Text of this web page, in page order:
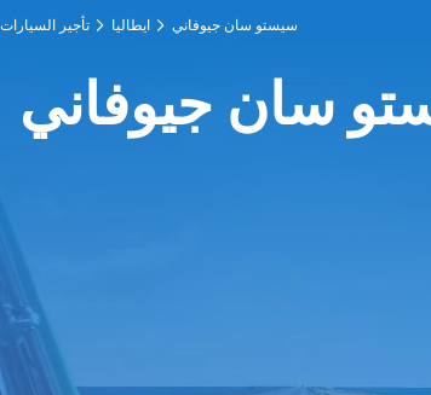
تأجير السيارات ايطاليا سيستو سان جيوفاني
سان جيوفاني